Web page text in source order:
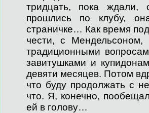
тридцать, пока ждали,
прошлись по клубу,
страничке… Как время
чести, с Мендельсоном,
традиционными
завитушками и
девяти месяцев. Потом
что буду продолжать с
что. Я, конечно,
ей в голову…